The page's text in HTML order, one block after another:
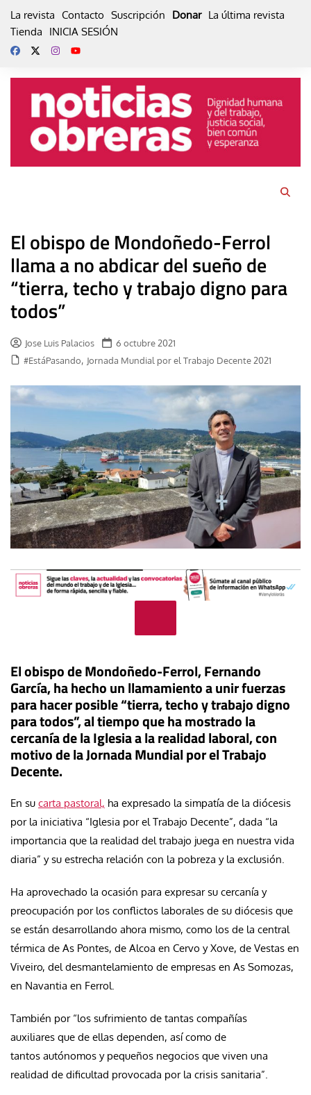
La revista Contacto Suscripción Donar La última revista
Tienda
INICIA SESIÓN
El obispo de Mondoñedo-Ferrol
llama a no abdicar del sueño de
“tierra, techo y trabajo digno para
todos”
Jose Luis Palacios
6 octubre 2021
#EstáPasando, Jornada Mundial por el Trabajo Decente 2021
El obispo de Mondoñedo-Ferrol, Fernando
García, ha hecho un llamamiento a unir fuerzas
para hacer posible “tierra, techo y trabajo digno
para todos”, al tiempo que ha mostrado la
cercanía de la Iglesia a la realidad laboral, con
motivo de la Jornada Mundial por el Trabajo
Decente.
En su carta pastoral, ha expresado la simpatía de la diócesis
por la iniciativa “Iglesia por el Trabajo Decente”, dada “la
importancia que la realidad del trabajo juega en nuestra vida
diaria” y su estrecha relación con la pobreza y la exclusión.
Ha aprovechado la ocasión para expresar su cercanía y
preocupación por los conflictos laborales de su diócesis que
se están desarrollando ahora mismo, como los de la central
térmica de As Pontes, de Alcoa en Cervo y Xove, de Vestas en
Viveiro, del desmantelamiento de empresas en As Somozas,
en Navantia en Ferrol.
También por “los sufrimiento de tantas compañías
auxiliares que de ellas dependen, así como de
tantos autónomos y pequeños negocios que viven una
realidad de dificultad provocada por la crisis sanitaria”.